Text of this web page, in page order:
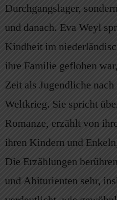
Durchgangslager,
und danach. Eva Weyl
Kindheit im
ihre Familie geflohen
Zeit als Jugendliche
Weltkrieg. Sie spricht
Romanze, erzählt von
ihren Kindern und
Die Erzählungen
und Abiturienten sehr,